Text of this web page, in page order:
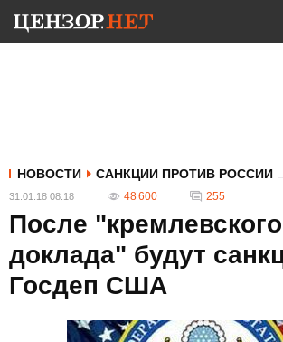
НОВОСТИ САНКЦИИ ПРОТИВ РОССИИ
31.01.18 08:18 48 600 255
После "кремлевского
доклада" будут
Госдеп США